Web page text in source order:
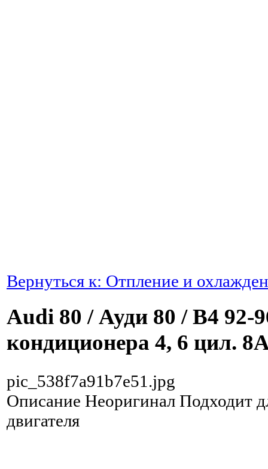
Вернуться к: Отпление и
Audi 80 / Ауди 80 / B4 92-
кондиционера 4, 6 цил.
pic_538f7a91b7e51.jpg
Описание Неоригинал Подходит
двигателя